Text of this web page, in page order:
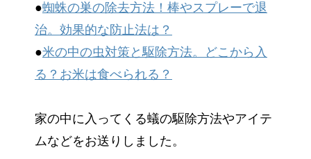
●蜘蛛の巣の除去方法！棒やスプレーで退
治。効果的な防止法は？
●米の中の虫対策と駆除方法。どこから入
る？お米は食べられる？
家の中に入ってくる蟻の駆除方法やアイテ
ムなどをお送りしました。